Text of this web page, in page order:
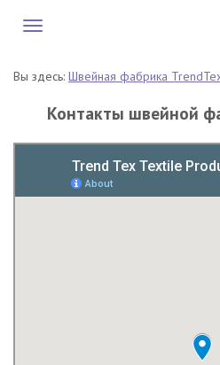
Вы здесь: Швейная фабрика
Контакты швейной